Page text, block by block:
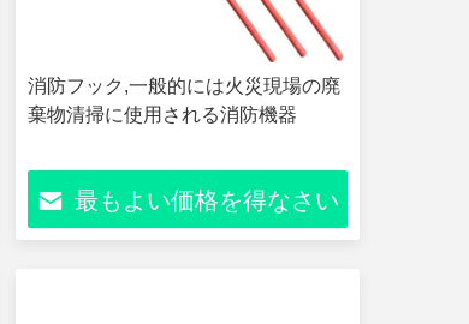
消防フック,一般的には火災現場の廃
棄物清掃に使用される消防機器
最もよい価格を得なさい